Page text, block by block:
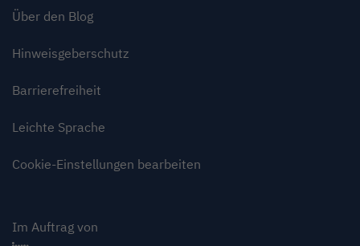
Über den Blog
Hinweisgeberschutz
Barrierefreiheit
Leichte Sprache
Cookie-Einstellungen bearbeiten
Im Auftrag von